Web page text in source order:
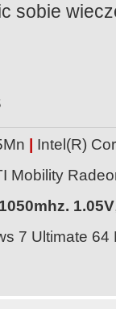
sobie
| Intel(R)
Mobility
1.05V
7 Ultimate 64